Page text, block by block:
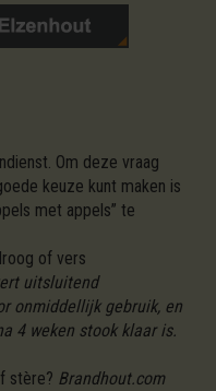
Om deze vraag
keuze kunt maken is
met appels” te
of vers
uitsluitend
onmiddellijk gebruik, en
4 weken stook klaar is.
stère? Brandhout.com